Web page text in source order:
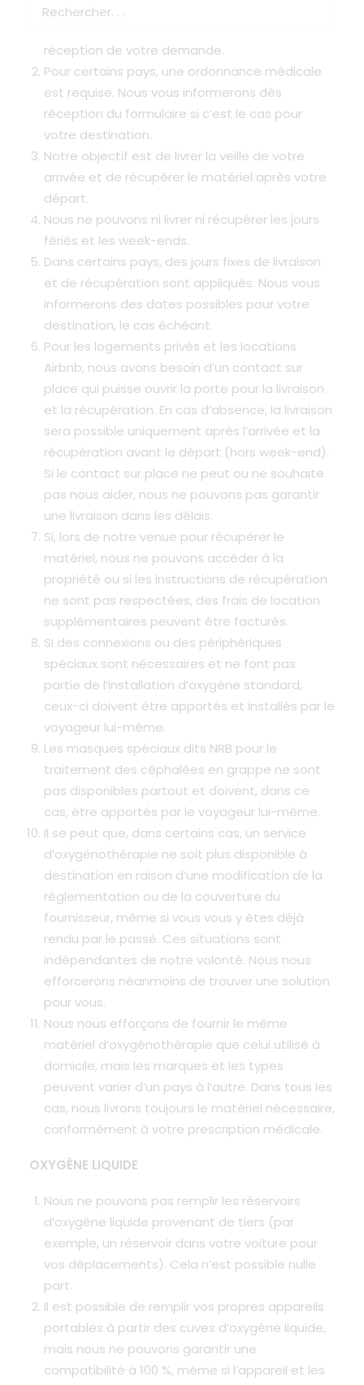
destinations. Nous vous informerons de la
réception de votre demande.
Pour certains pays, une ordonnance médicale
est requise. Nous vous informerons dès
réception du formulaire si c’est le cas pour
votre destination.
Notre objectif est de livrer la veille de votre
arrivée et de récupérer le matériel après votre
départ.
Nous ne pouvons ni livrer ni récupérer les jours
fériés et les week-ends.
Dans certains pays, des jours fixes de livraison
et de récupération sont appliqués. Nous vous
informerons des dates possibles pour votre
destination, le cas échéant.
Pour les logements privés et les locations
Airbnb, nous avons besoin d’un contact sur
place qui puisse ouvrir la porte pour la livraison
et la récupération. En cas d’absence, la livraison
sera possible uniquement après l’arrivée et la
récupération avant le départ (hors week-end).
Si le contact sur place ne peut ou ne souhaite
pas nous aider, nous ne pouvons pas garantir
une livraison dans les délais.
Si, lors de notre venue pour récupérer le
matériel, nous ne pouvons accéder à la
propriété ou si les instructions de récupération
ne sont pas respectées, des frais de location
supplémentaires peuvent être facturés.
Si des connexions ou des périphériques
spéciaux sont nécessaires et ne font pas
partie de l’installation d’oxygène standard,
ceux-ci doivent être apportés et installés par le
voyageur lui-même.
Les masques spéciaux dits NRB pour le
traitement des céphalées en grappe ne sont
pas disponibles partout et doivent, dans ce
cas, être apportés par le voyageur lui-même.
Il se peut que, dans certains cas, un service
d’oxygénothérapie ne soit plus disponible à
destination en raison d’une modification de la
réglementation ou de la couverture du
fournisseur, même si vous vous y êtes déjà
rendu par le passé. Ces situations sont
indépendantes de notre volonté. Nous nous
efforcerons néanmoins de trouver une solution
pour vous.
Nous nous efforçons de fournir le même
matériel d’oxygénothérapie que celui utilisé à
domicile, mais les marques et les types
peuvent varier d’un pays à l’autre. Dans tous les
cas, nous livrons toujours le matériel nécessaire,
conformément à votre prescription médicale.
OXYGÈNE LIQUIDE
Nous ne pouvons pas remplir les réservoirs
d’oxygène liquide provenant de tiers (par
exemple, un réservoir dans votre voiture pour
vos déplacements). Cela n’est possible nulle
part.
Il est possible de remplir vos propres appareils
portables à partir des cuves d’oxygène liquide,
mais nous ne pouvons garantir une
compatibilité à 100 %, même si l’appareil et les